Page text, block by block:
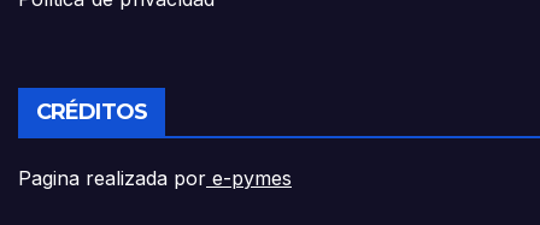
CRÉDITOS
Pagina realizada por e-pymes